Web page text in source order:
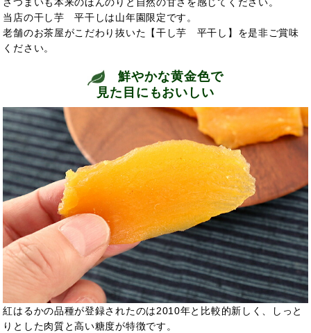
当店の干し芋 平干しは山年園限定です。
老舗のお茶屋がこだわり抜いた【干し芋 平干し】を是非ご賞味
ください。
鮮やかな黄金色で
見た目にもおいしい
紅はるかの品種が登録されたのは2010年と比較的新しく、しっと
りとした肉質と高い糖度が特徴です。